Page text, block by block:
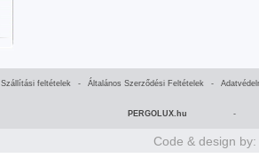
Szállítási feltételek - Általános Szerződési Feltételek -
PERGOLUX.hu -
Code & design by: